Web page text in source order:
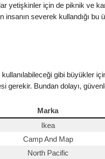
yetişkinler için de piknik ve
severek kullandığı
gibi büyükler
gerekir. Bundan dolayı,
Marka
Ikea
Camp And Map
North Pacific